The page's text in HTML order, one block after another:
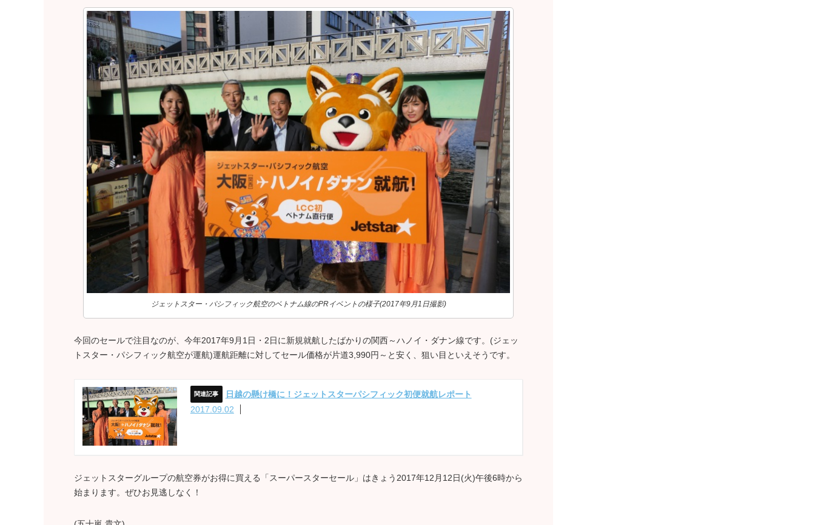
ジェットスター・パシフィック航空のベトナム線のPRイベントの様子(2017年9月1日撮影)
今回のセールで注目なのが、今年2017年9月1日・2日に新規就航したばかりの関西～ハノイ・ダナン線です。(ジェッ
トスター・パシフィック航空が運航)運航距離に対してセール価格が片道3,990円～と安く、狙い目といえそうです。
日越の懸け橋に！ジェットスターパシフィック初便就航レポート
2017.09.02
ジェットスターグループの航空券がお得に買える「スーパースターセール」はきょう2017年12月12日(火)午後6時から
始まります。ぜひお見逃しなく！